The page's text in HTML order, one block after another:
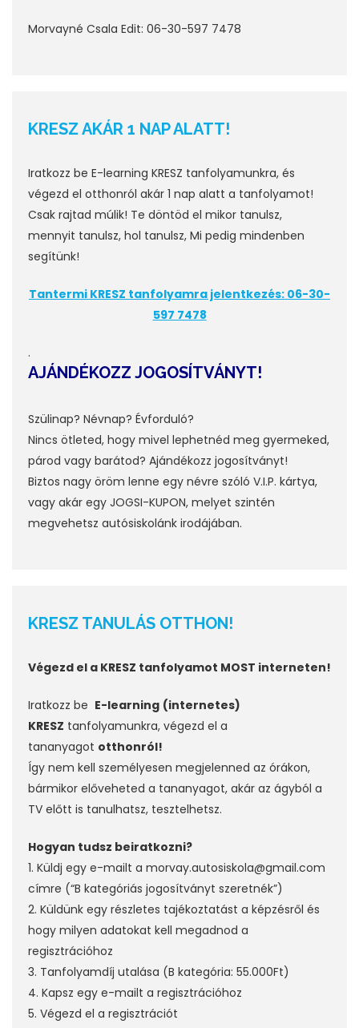
Morvayné Csala Edit: 06-30-597 7478
KRESZ AKÁR 1 NAP ALATT!
Iratkozz be E-learning KRESZ tanfolyamunkra, és
végezd el otthonról akár 1 nap alatt a tanfolyamot!
Csak rajtad múlik! Te döntöd el mikor tanulsz,
mennyit tanulsz, hol tanulsz, Mi pedig mindenben
segítünk!
Tantermi KRESZ tanfolyamra jelentkezés: 06-30-
597 7478
.
AJÁNDÉKOZZ JOGOSÍTVÁNYT!
Szülinap? Névnap? Évforduló?
Nincs ötleted, hogy mivel lephetnéd meg gyermeked,
párod vagy barátod? Ajándékozz jogosítványt!
Biztos nagy öröm lenne egy névre szóló V.I.P. kártya,
vagy akár egy JOGSI-KUPON, melyet szintén
megvehetsz autósiskolánk irodájában.
KRESZ TANULÁS OTTHON!
Végezd el a KRESZ tanfolyamot MOST interneten!
Iratkozz be E-learning (internetes)
KRESZ tanfolyamunkra, végezd el a
tananyagot otthonról!
Így nem kell személyesen megjelenned az órákon,
bármikor előveheted a tananyagot, akár az ágyból a
TV előtt is tanulhatsz, tesztelhetsz.
Hogyan tudsz beiratkozni?
1. Küldj egy e-mailt a morvay.autosiskola@gmail.com
címre (“B kategóriás jogosítványt szeretnék”)
2. Küldünk egy részletes tajékoztatást a képzésről és
hogy milyen adatokat kell megadnod a
regisztrációhoz
3. Tanfolyamdíj utalása (B kategória: 55.000Ft)
4. Kapsz egy e-mailt a regisztrációhoz
5. Végezd el a regisztrációt